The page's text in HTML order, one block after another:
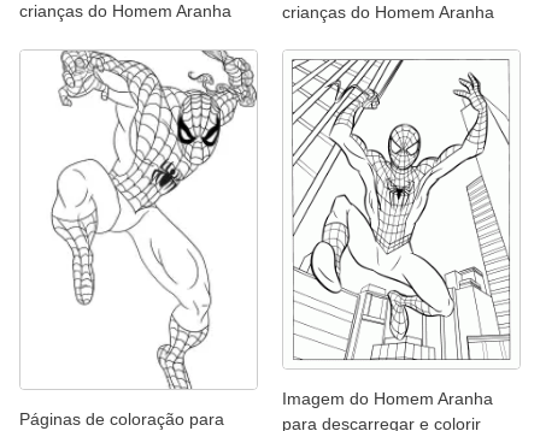
crianças do Homem Aranha
crianças do Homem Aranha
Páginas de coloração para
Imagem do Homem Aranha
para descarregar e colorir